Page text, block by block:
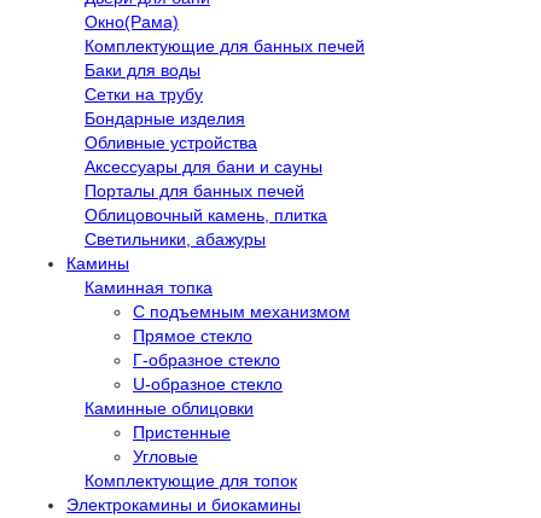
Окно(Рама)
Комплектующие для банных печей
Баки для воды
Сетки на трубу
Бондарные изделия
Обливные устройства
Аксессуары для бани и сауны
Порталы для банных печей
Облицовочный камень, плитка
Светильники, абажуры
Камины
Каминная топка
С подъемным механизмом
Прямое стекло
Г-образное стекло
U-образное стекло
Каминные облицовки
Пристенные
Угловые
Комплектующие для топок
Электрокамины и биокамины